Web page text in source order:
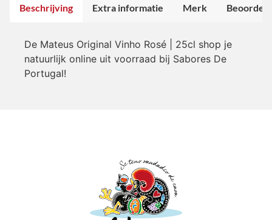
Beschrijving Extra informatie Merk
De Mateus Original Vinho Rosé | 25cl shop je
natuurlijk online uit voorraad bij Sabores De
Portugal!